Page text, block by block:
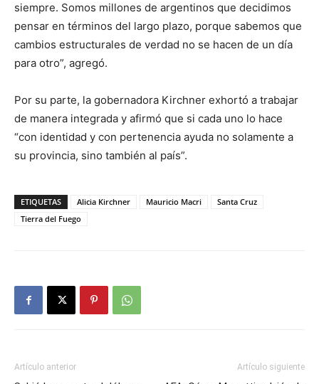
siempre. Somos millones de argentinos que decidimos
pensar en términos del largo plazo, porque sabemos que
cambios estructurales de verdad no se hacen de un día
para otro”, agregó.
Por su parte, la gobernadora Kirchner exhortó a trabajar
de manera integrada y afirmó que si cada uno lo hace
“con identidad y con pertenencia ayuda no solamente a
su provincia, sino también al país”.
ETIQUETAS Alicia Kirchner Mauricio Macri
Santa Cruz
Tierra del Fuego
Artículo anterior Artículo siguiente